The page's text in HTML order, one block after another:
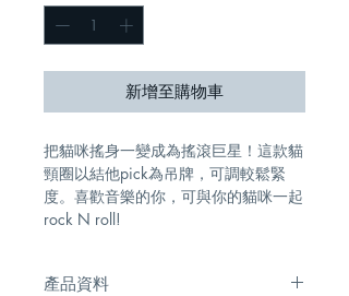
新增至購物車
把貓咪搖身一變成為搖滾巨星！這款貓
頸圈以結他pick為吊牌，可調較鬆緊
度。喜歡音樂的你，可與你的貓咪一起
rock N roll!
產品資料